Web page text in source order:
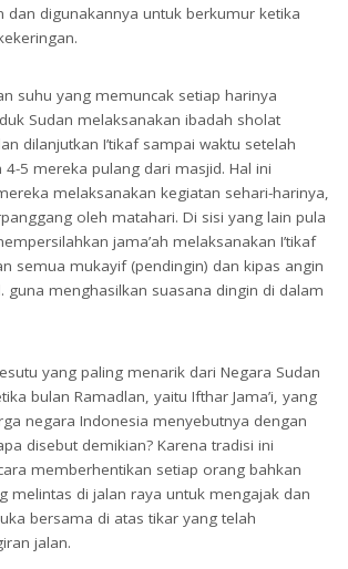
dan digunakannya untuk berkumur ketika
suhu yang memuncak setiap harinya
Sudan melaksanakan ibadah sholat
dilanjutkan I’tikaf sampai waktu setelah
4-5 mereka pulang dari masjid. Hal ini
melaksanakan kegiatan sehari-harinya,
oleh matahari. Di sisi yang lain pula
jama’ah melaksanakan I’tikaf
semua mukayif (pendingin) dan kipas angin
guna menghasilkan suasana dingin di dalam
yang paling menarik dari Negara Sudan
bulan Ramadlan, yaitu Ifthar Jama’i, yang
negara Indonesia menyebutnya dengan
disebut demikian? Karena tradisi ini
memberhentikan setiap orang bahkan
melintas di jalan raya untuk mengajak dan
bersama di atas tikar yang telah
jalan.